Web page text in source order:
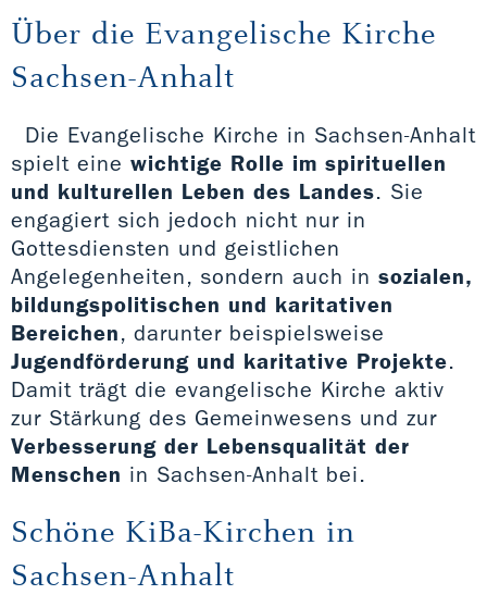
Über die Evangelische Kirche
Sachsen-Anhalt
Die Evangelische Kirche in Sachsen-Anhalt
spielt eine wichtige Rolle im spirituellen
und kulturellen Leben des Landes. Sie
engagiert sich jedoch nicht nur in
Gottesdiensten und geistlichen
Angelegenheiten, sondern auch in sozialen,
bildungspolitischen und karitativen
Bereichen, darunter beispielsweise
Jugendförderung und karitative Projekte.
Damit trägt die evangelische Kirche aktiv
zur Stärkung des Gemeinwesens und zur
Verbesserung der Lebensqualität der
Menschen in Sachsen-Anhalt bei.
Schöne KiBa-Kirchen in
Sachsen-Anhalt